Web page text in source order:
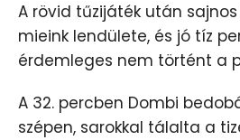
A rövid tűzijáték után
mieink lendülete, és jó tíz
érdemleges nem történt a
A 32. percben Dombi
szépen, sarokkal tálalta a